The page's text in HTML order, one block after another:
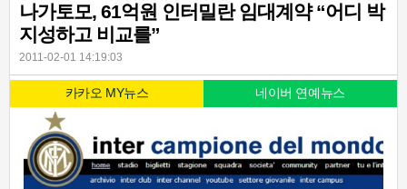
나가토모, 61억원 인터밀란 임대계약 “어디 박
지성하고 비교를”
2011-02-01 14:19:03
카카오 MY뉴스 네이버 연예뉴스